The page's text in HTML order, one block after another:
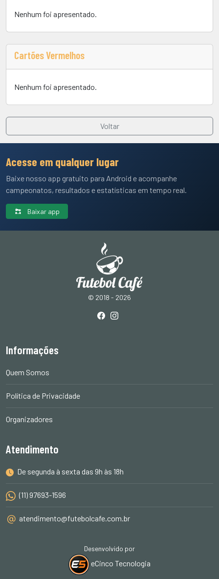
Nenhum foi apresentado.
Cartões Vermelhos
Nenhum foi apresentado.
Voltar
Acesse em qualquer lugar
Baixe nosso app gratuito para Android e acompanhe
campeonatos, resultados e estatísticas em tempo real.
Baixar app
© 2018 - 2026
Informações
Quem Somos
Política de Privacidade
Organizadores
Atendimento
De segunda à sexta das 9h às 18h
(11) 97693-1596
atendimento@futebolcafe.com.br
Desenvolvido por
eCinco Tecnologia